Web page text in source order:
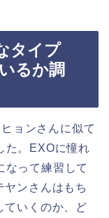
タイプ
るか調
ョンさんに似て
た。EXOに憧れ
なって練習して
ンさんはもち
ていくのか、ど